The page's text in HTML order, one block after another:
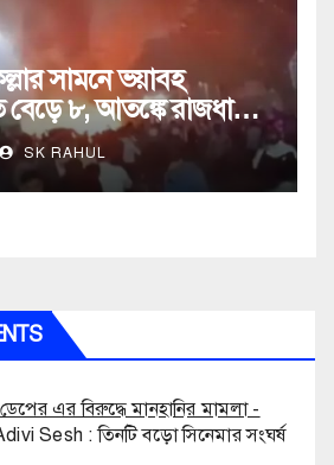
সামনে ভয়াবহ
৮, আতঙ্কে রাজধানী,
আশঙ্কা
SK RAHUL
এর বিরুদ্ধে মানহানির মামলা -
Sesh : তিনটি বড়ো সিনেমার সংঘর্ষ